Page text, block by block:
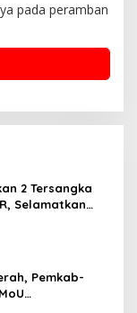
pada peramban
2 Tersangka
Selamatkan
Pemkab-